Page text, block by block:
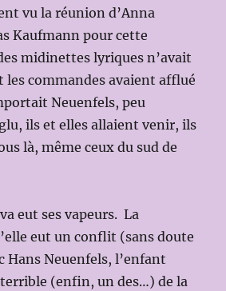
vu la réunion d’Anna
Kaufmann pour cette
midinettes lyriques n’avait
les commandes avaient afflué
Neuenfels, peu
ils et elles allaient venir, ils
là, même ceux du sud de
eut ses vapeurs. La
eut un conflit (sans doute
Hans Neuenfels, l’enfant
(enfin, un des…) de la